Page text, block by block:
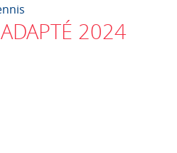
2024